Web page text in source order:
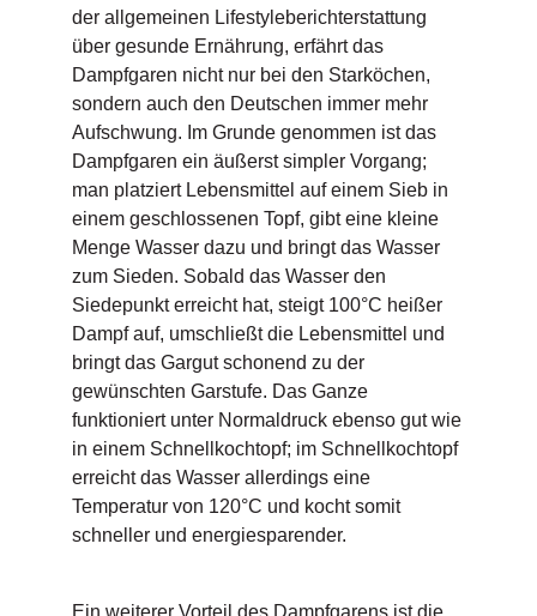
der allgemeinen Lifestyleberichterstattung
über gesunde Ernährung, erfährt das
Dampfgaren nicht nur bei den Starköchen,
sondern auch den Deutschen immer mehr
Aufschwung. Im Grunde genommen ist das
Dampfgaren ein äußerst simpler Vorgang;
man platziert Lebensmittel auf einem Sieb in
einem geschlossenen Topf, gibt eine kleine
Menge Wasser dazu und bringt das Wasser
zum Sieden. Sobald das Wasser den
Siedepunkt erreicht hat, steigt 100°C heißer
Dampf auf, umschließt die Lebensmittel und
bringt das Gargut schonend zu der
gewünschten Garstufe. Das Ganze
funktioniert unter Normaldruck ebenso gut wie
in einem Schnellkochtopf; im Schnellkochtopf
erreicht das Wasser allerdings eine
Temperatur von 120°C und kocht somit
schneller und energiesparender.
Ein weiterer Vorteil des Dampfgarens ist die